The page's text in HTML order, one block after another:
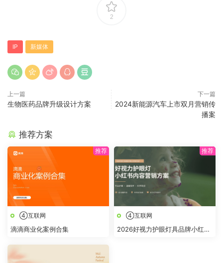
2
IP 新媒体
上一篇
生物医药品牌升级设计方案
下一篇
2024新能源汽车上市双月营销传
播案
推荐方案
④互联网
滴滴商业化案例合集
④互联网
2026好视力护眼灯具品牌小红书